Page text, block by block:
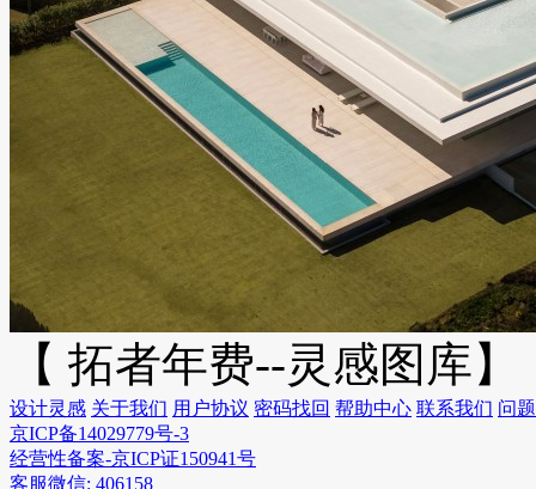
【 拓者年费--灵感图库】
设计灵感 关于我们 用户协议 密码找回 帮助中心 联系我们 问
京ICP备14029779号-3
经营性备案-京ICP证150941号
客服微信: 406158